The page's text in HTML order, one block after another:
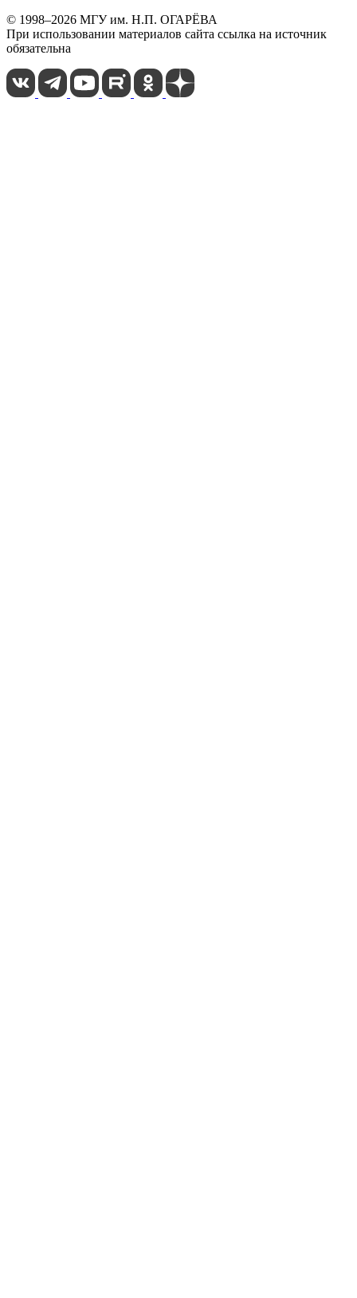
© 1998–2026 МГУ им. Н.П. ОГАРЁВА
При использовании материалов сайта ссылка на источник
обязательна